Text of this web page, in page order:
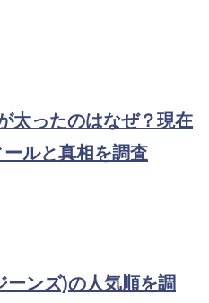
太ったのはなぜ？現在
ルと真相を調査
ンズ)の人気順を調